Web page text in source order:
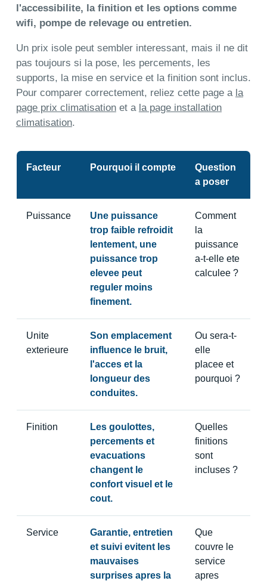
l'accessibilite, la finition et les options comme
wifi, pompe de relevage ou entretien.
Un prix isole peut sembler interessant, mais il ne dit
pas toujours si la pose, les percements, les
supports, la mise en service et la finition sont inclus.
Pour comparer correctement, reliez cette page a la
page prix climatisationet a la page installation
climatisation.
Facteur Pourquoi il compte
Question
a poser
Puissance
Une puissance
trop faible refroidit
lentement, une
puissance trop
elevee peut
reguler moins
finement.
Comment
la
puissance
a-t-elle ete
calculee ?
Unite
exterieure
Son emplacement
influence le bruit,
l'acces et la
longueur des
conduites.
Ou sera-t-
elle
placee et
pourquoi ?
Finition
Les goulottes,
percements et
evacuations
changent le
confort visuel et le
cout.
Quelles
finitions
sont
incluses ?
Service
Garantie, entretien
et suivi evitent les
mauvaises
surprises apres la
Que
couvre le
service
apres